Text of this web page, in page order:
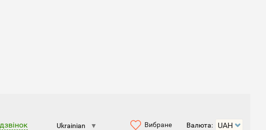
Ukrainian ▼ Вибране Валюта: